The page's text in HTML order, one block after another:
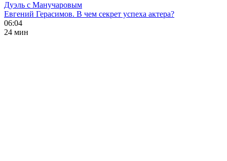
Дуэль с Манучаровым
Евгений Герасимов. В чем секрет успеха актера?
06:04
24 мин